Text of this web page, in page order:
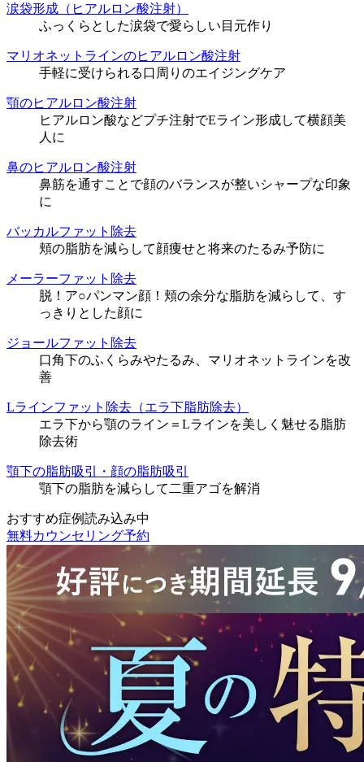
涙袋形成（ヒアルロン酸注射）
ふっくらとした涙袋で愛らしい目元作り
マリオネットラインのヒアルロン酸注射
手軽に受けられる口周りのエイジングケア
顎のヒアルロン酸注射
ヒアルロン酸などプチ注射でEライン形成して横顔美
人に
鼻のヒアルロン酸注射
鼻筋を通すことで顔のバランスが整いシャープな印象
に
バッカルファット除去
頬の脂肪を減らして顔痩せと将来のたるみ予防に
メーラーファット除去
脱！ア○パンマン顔！頬の余分な脂肪を減らして、す
っきりとした顔に
ジョールファット除去
口角下のふくらみやたるみ、マリオネットラインを改
善
Lラインファット除去（エラ下脂肪除去）
エラ下から顎のライン＝Lラインを美しく魅せる脂肪
除去術
顎下の脂肪吸引・顔の脂肪吸引
顎下の脂肪を減らして二重アゴを解消
おすすめ症例読み込み中
無料カウンセリング予約